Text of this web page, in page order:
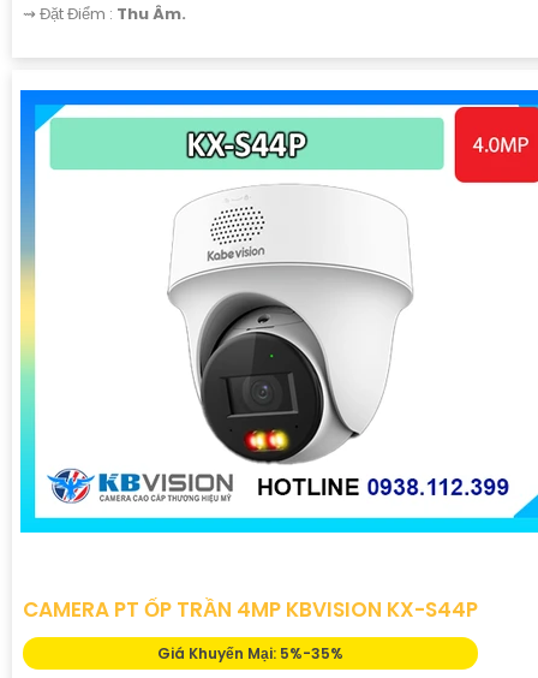
️⇝ Đặt Điểm : Thu Âm.
CAMERA PT ỐP TRẦN 4MP KBVISION KX-S44P
Giá Khuyến Mại: 5%-35%